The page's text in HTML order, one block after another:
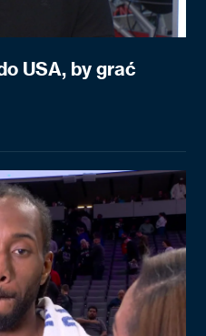
USA, by grać